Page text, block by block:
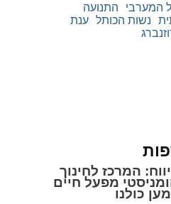
המערבי
התנועה
נשות הכותל
ענת
: המרכז לחינוך
מפעל חיים
כולנו